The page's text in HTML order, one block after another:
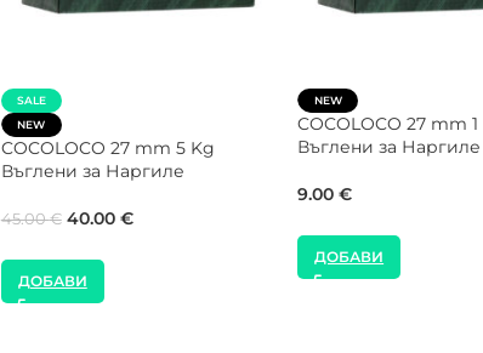
SALE
CROWN Max Flow 26 mm 5 Kg
Кутия Въглени за Наргиле
ДОБАВИ
NEW
El Badia 1000W
Наргиле
22.00€
ДОБАВИ